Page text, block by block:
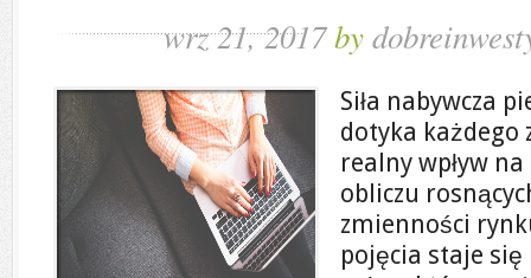
wrz 21, 2017by
Siła nabywcza
dotyka każdego
realny wpływ
obliczu
zmienności
pojęcia staje